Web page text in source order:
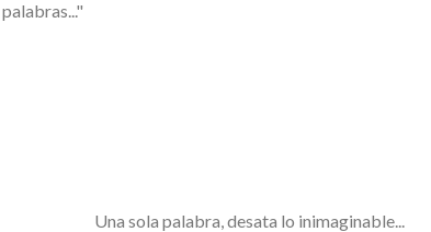
Una sola palabra, desata lo inimaginable...